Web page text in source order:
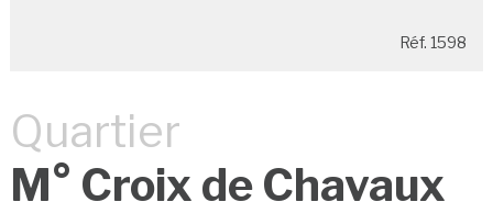
Réf. 1598
Quartier
M° Croix de Chavaux